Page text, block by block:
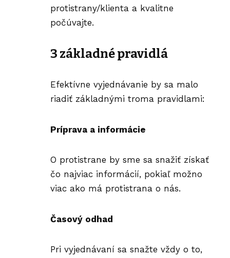
protistrany/klienta a kvalitne
počúvajte.
3 základné pravidlá
Efektívne vyjednávanie by sa malo
riadiť základnými troma pravidlami:
Príprava a informácie
O protistrane by sme sa snažiť získať
čo najviac informácií, pokiaľ možno
viac ako má protistrana o nás.
Časový odhad
Pri vyjednávaní sa snažte vždy o to,